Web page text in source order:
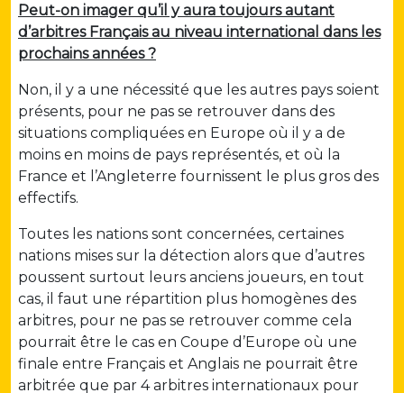
Peut-on imager qu’il y aura toujours autant
d’arbitres Français au niveau international dans les
prochains années ?
Non, il y a une nécessité que les autres pays soient
présents, pour ne pas se retrouver dans des
situations compliquées en Europe où il y a de
moins en moins de pays représentés, et où la
France et l’Angleterre fournissent le plus gros des
effectifs.
Toutes les nations sont concernées, certaines
nations mises sur la détection alors que d’autres
poussent surtout leurs anciens joueurs, en tout
cas, il faut une répartition plus homogènes des
arbitres, pour ne pas se retrouver comme cela
pourrait être le cas en Coupe d’Europe où une
finale entre Français et Anglais ne pourrait être
arbitrée que par 4 arbitres internationaux pour